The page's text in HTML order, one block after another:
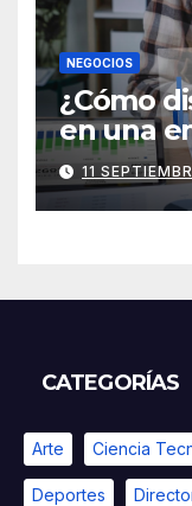
NEGOCIOS
¿Cómo
en una
HR
11
CATEGORÍAS
Arte Ciencia
Deportes